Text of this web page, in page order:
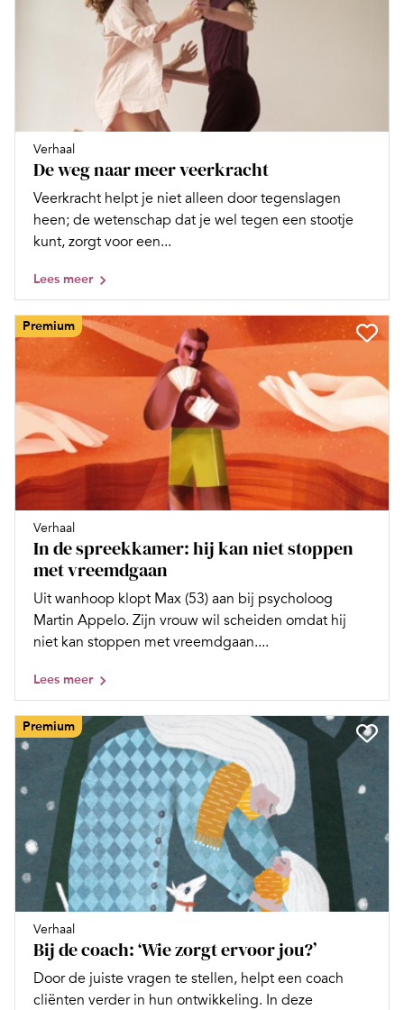
Verhaal
De weg naar meer veerkracht
Veerkracht helpt je niet alleen door tegenslagen
heen; de wetenschap dat je wel tegen een stootje
kunt, zorgt voor een...
Lees meer
Premium
Verhaal
In de spreekkamer: hij kan niet stoppen
met vreemdgaan
Uit wanhoop klopt Max (53) aan bij psycholoog
Martin Appelo. Zijn vrouw wil scheiden omdat hij
niet kan stoppen met vreemdgaan....
Lees meer
Premium
Verhaal
Bij de coach: ‘Wie zorgt ervoor jou?’
Door de juiste vragen te stellen, helpt een coach
cliënten verder in hun ontwikkeling. In deze